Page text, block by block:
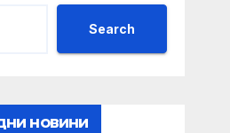
Search
новини